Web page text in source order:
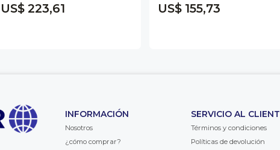
US$ 223,61 US$ 155,73
INFORMACIÓN
Nosotros
¿cómo comprar?
SERVICIO AL
Términos y condiciones
Políticas de devolución